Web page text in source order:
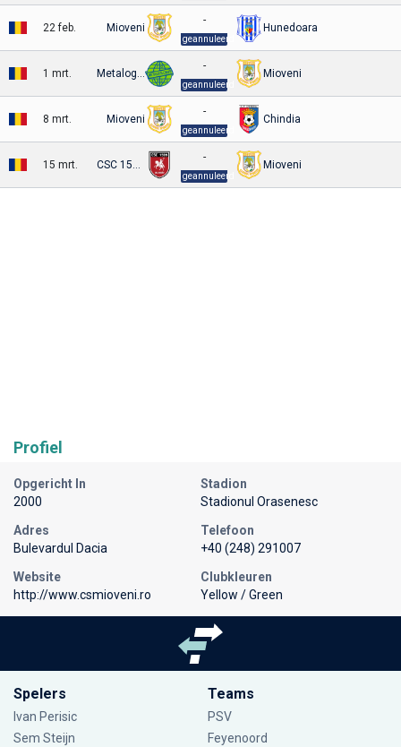
22 feb. Mioveni
-
geannuleerd
Hunedoara
1 mrt. Metaloglobus
-
geannuleerd
Mioveni
8 mrt. Mioveni
-
geannuleerd
Chindia
15 mrt. CSC 1599 Selimbar
-
geannuleerd
Mioveni
Profiel
Opgericht In
2000
Stadion
Stadionul Orasenesc
Adres
Bulevardul Dacia
Telefoon
+40 (248) 291007
Website
http://www.csmioveni.ro
Clubkleuren
Yellow / Green
Spelers
Ivan Perisic
Sem Steijn
Teams
PSV
Feyenoord